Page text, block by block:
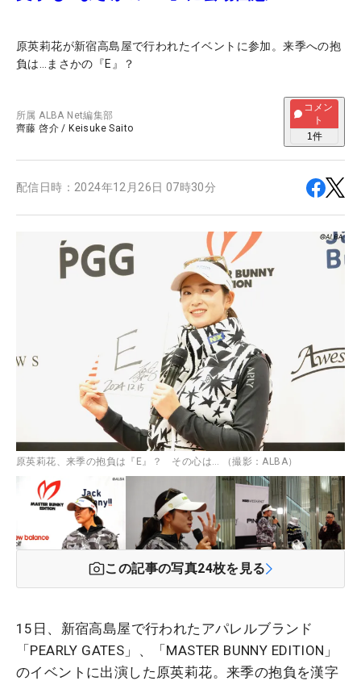
原英莉花が新宿高島屋で行われたイベントに参加。来季への抱
負は…まさかの『E』？
所属ALBA Net編集部
齊藤 啓介 / Keisuke Saito
コメン
ト
1件
配信日時： 2024年12月26日 07時30分
原英莉花、来季の抱負は『E』？ その心は… （撮影：ALBA）
この記事の写真24枚を見る
15日、新宿高島屋で行われたアパレルブランド
「PEARLY GATES」、「MASTER BUNNY EDITION」
のイベントに出演した原英莉花。来季の抱負を漢字